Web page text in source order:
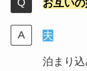
お互い
夫
泊まり